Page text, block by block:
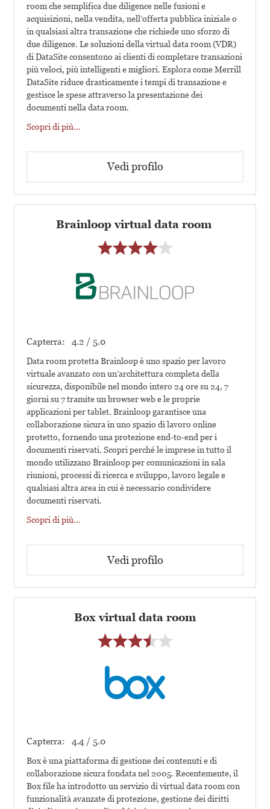
room che semplifica due diligence nelle fusioni e
acquisizioni, nella vendita, nell’offerta pubblica iniziale o
in qualsiasi altra transazione che richiede uno sforzo di
due diligence. Le soluzioni della virtual data room (VDR)
di DataSite consentono ai clienti di completare transazioni
più veloci, più intelligenti e migliori. Esplora come Merrill
DataSite riduce drasticamente i tempi di transazione e
gestisce le spese attraverso la presentazione dei
documenti nella data room.
Scopri di più…
Vedi profilo
Brainloop virtual data room
Capterra: 4.2 / 5.0
Data room protetta Brainloop è uno spazio per lavoro
virtuale avanzato con un’architettura completa della
sicurezza, disponibile nel mondo intero 24 ore su 24, 7
giorni su 7 tramite un browser web e le proprie
applicazioni per tablet. Brainloop garantisce una
collaborazione sicura in uno spazio di lavoro online
protetto, fornendo una protezione end-to-end per i
documenti riservati. Scopri perché le imprese in tutto il
mondo utilizzano Brainloop per comunicazioni in sala
riunioni, processi di ricerca e sviluppo, lavoro legale e
qualsiasi altra area in cui è necessario condividere
documenti riservati.
Scopri di più…
Vedi profilo
Box virtual data room
Capterra: 4.4 / 5.0
Box è una piattaforma di gestione dei contenuti e di
collaborazione sicura fondata nel 2005. Recentemente, il
Box file ha introdotto un servizio di virtual data room con
funzionalità avanzate di protezione, gestione dei diritti